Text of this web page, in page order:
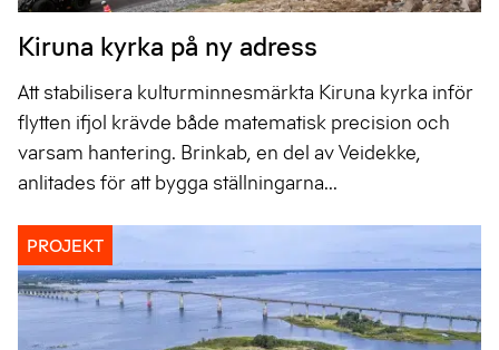
Kiruna kyrka på ny adress
Att stabilisera kulturminnesmärkta Kiruna kyrka inför
flytten ifjol krävde både matematisk precision och
varsam hantering. Brinkab, en del av Veidekke,
anlitades för att bygga ställningarna...
PROJEKT